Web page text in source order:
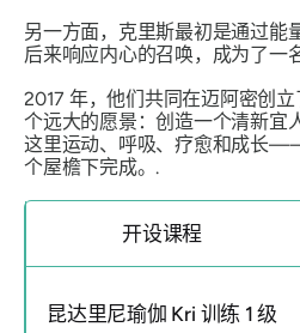
另一方面，克里斯最初是通过能
后来响应内心的召唤，成为了一
2017 年，他们共同在迈阿密创立
个远大的愿景：创造一个清新宜
这里运动、呼吸、疗愈和成长
个屋檐下完成。.
开设课程
昆达里尼瑜伽 Kri 训练 1 级